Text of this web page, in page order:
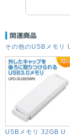
その他のUSBメモリ
USBメモリ 32GB U